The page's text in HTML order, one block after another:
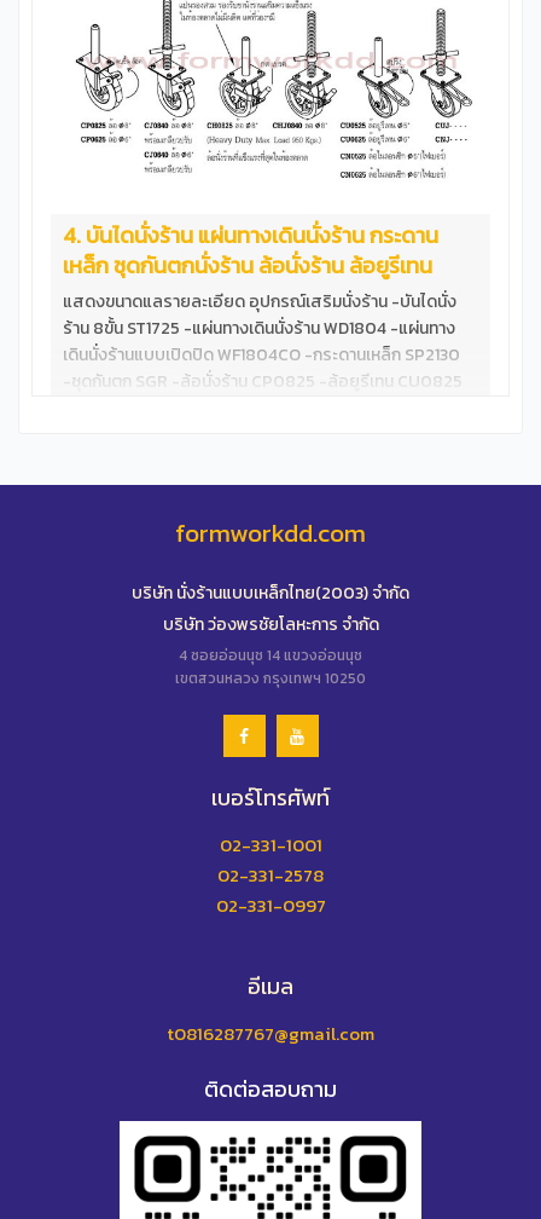
4. บันไดนั่งร้าน แผ่นทางเดินนั่งร้าน กระดาน
เหล็ก ชุดกันตกนั่งร้าน ล้อนั่งร้าน ล้อยูรีเทน
แสดงขนาดแลรายละเอียด อุปกรณ์เสริมนั่งร้าน -บันไดนั่ง
ร้าน 8ขั้น ST1725 -แผ่นทางเดินนั่งร้าน WD1804 -แผ่นทาง
เดินนั่งร้านแบบเปิดปิด WF1804CO -กระดานเหล็ก SP2130
-ชุดกันตก SGR -ล้อนั่งร้าน CP0825 -ล้อยูรีเทน CU0825
formworkdd.com
บริษัท นั่งร้านแบบเหล็กไทย(2003) จำกัด
บริษัท ว่องพรชัยโลหะการ จำกัด
4 ซอยอ่อนนุช 14 แขวงอ่อนนุช
เขตสวนหลวง กรุงเทพฯ 10250
เบอร์โทรศัพท์
02-331-1001
02-331-2578
02-331-0997
อีเมล
t0816287767@gmail.com
ติดต่อสอบถาม